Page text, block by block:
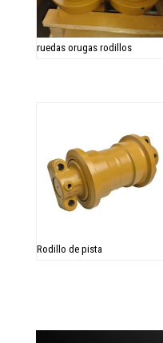
ruedas orugas rodillos
Rodillo de pista